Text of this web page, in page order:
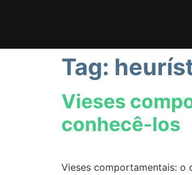
Tag:
Vieses
conhecê-los
Vieses comportamentais: o